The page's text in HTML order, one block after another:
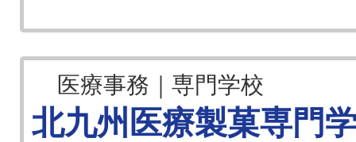
医療事務｜専門学校
北九州医療製菓専門